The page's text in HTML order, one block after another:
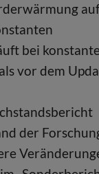
bei
vor dem
der